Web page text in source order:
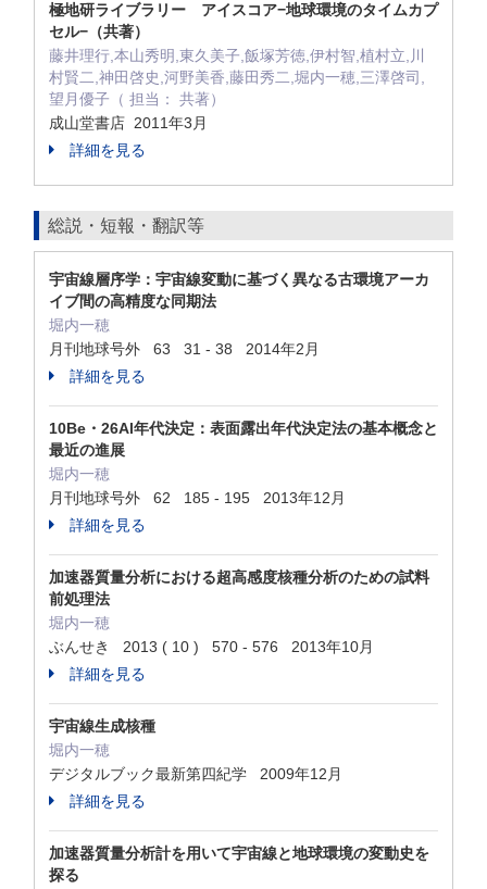
極地研ライブラリー アイスコア−地球環境のタイムカプ
セル−（共著）
藤井理行,本山秀明,東久美子,飯塚芳徳,伊村智,植村立,川
村賢二,神田啓史,河野美香,藤田秀二,堀内一穂,三澤啓司,
望月優子（ 担当： 共著）
成山堂書店 2011年3月
詳細を見る
総説・短報・翻訳等
宇宙線層序学：宇宙線変動に基づく異なる古環境アーカ
イブ間の高精度な同期法
堀内一穂
月刊地球号外 63 31 - 38 2014年2月
詳細を見る
10Be・26Al年代決定：表面露出年代決定法の基本概念と
最近の進展
堀内一穂
月刊地球号外 62 185 - 195 2013年12月
詳細を見る
加速器質量分析における超高感度核種分析のための試料
前処理法
堀内一穂
ぶんせき 2013 ( 10 ) 570 - 576 2013年10月
詳細を見る
宇宙線生成核種
堀内一穂
デジタルブック最新第四紀学 2009年12月
詳細を見る
加速器質量分析計を用いて宇宙線と地球環境の変動史を
探る